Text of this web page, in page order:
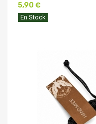
5,90 €
En Stock